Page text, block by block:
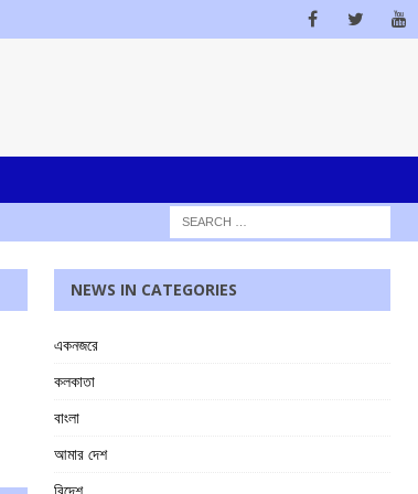
NEWS IN CATEGORIES
একনজরে
কলকাতা
বাংলা
আমার দেশ